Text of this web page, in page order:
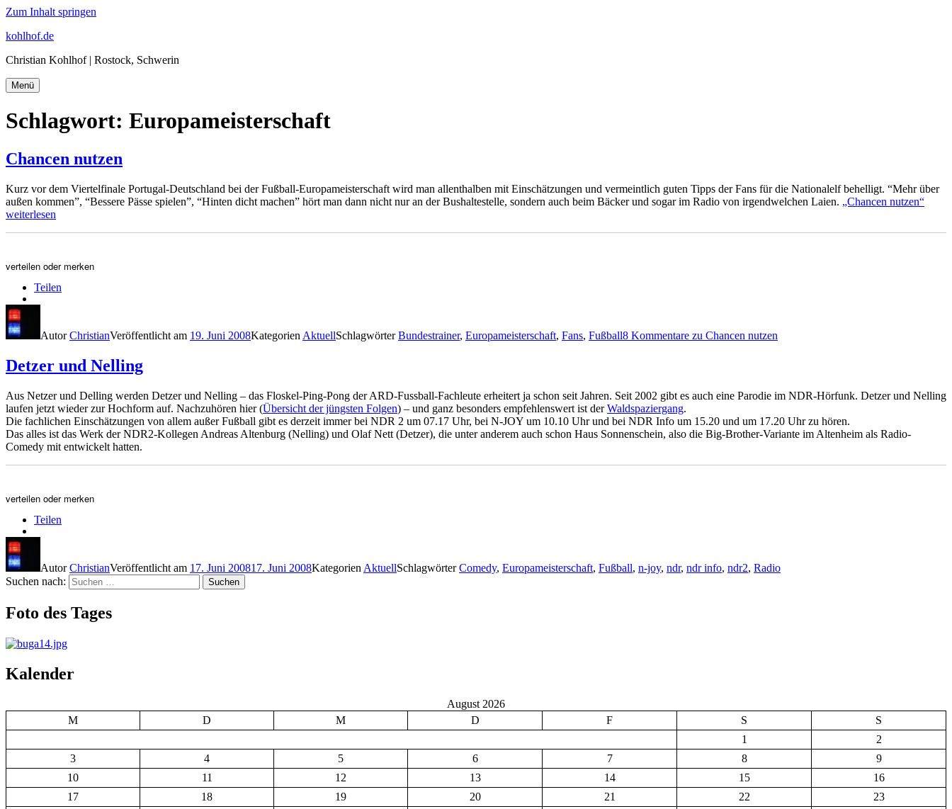
Zum Inhalt springen
kohlhof.de
Christian Kohlhof | Rostock, Schwerin
Menü
Schlagwort: Europameisterschaft
Chancen nutzen
Kurz vor dem Viertelfinale Portugal-Deutschland bei der Fußball-Europameisterschaft wird man allenthalben mit Einschätzungen und vermeintlich guten Tipps der Fans für die Nationalelf behelligt. “Mehr über
außen kommen”, “Bessere Pässe spielen”, “Hinten dicht machen” hört man dann nicht nur an der Bushaltestelle, sondern auch beim Bäcker und sogar im Radio von irgendwelchen Laien. „Chancen nutzen“
weiterlesen
verteilen oder merken
Teilen
AutorChristianVeröffentlicht am 19. Juni 2008Kategorien AktuellSchlagwörterBundestrainer, Europameisterschaft, Fans, Fußball8 Kommentare zu Chancen nutzen
Detzer und Nelling
Aus Netzer und Delling werden Detzer und Nelling – das Floskel-Ping-Pong der ARD-Fussball-Fachleute erheitert ja schon seit Jahren. Seit 2002 gibt es auch eine Parodie im NDR-Hörfunk. Detzer und Nelling
laufen jetzt wieder zur Hochform auf. Nachzuhören hier (Übersicht der jüngsten Folgen) – und ganz besonders empfehlenswert ist derWaldspaziergang.
Die fachlichen Einschätzungen von allem außer Fußball gibt es derzeit immer bei NDR 2 um 07.17 Uhr, bei N-JOY um 10.10 Uhr und bei NDR Info um 15.20 und um 17.20 Uhr zu hören.
Das alles ist das Werk der NDR2-Kollegen Andreas Altenburg (Nelling) und Olaf Nett (Detzer), die unter anderem auch schon Haus Sonnenschein, also die Big-Brother-Variante im Altenheim als Radio-
Comedy mit entwickelt hatten.
verteilen oder merken
Teilen
AutorChristianVeröffentlicht am 17. Juni 200817. Juni 2008Kategorien AktuellSchlagwörterComedy, Europameisterschaft, Fußball, n-joy, ndr, ndr info, ndr2, Radio
Suchen nach:
Suchen
Foto des Tages
Kalender
August 2026
M
D M D F S
S
1
2
3
4 5 6 7 8
9
10
11 12 13 14 15
16
17
18 19 20 21 22
23